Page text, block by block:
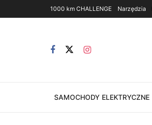
1000 km CHALLENGE Narzędzia
SAMOCHODY ELEKTRYCZNE